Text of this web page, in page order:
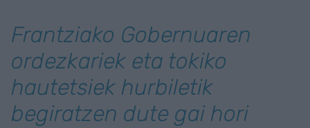
Frantziako Gobernuaren
ordezkariek eta tokiko
hautetsiek hurbiletik
begiratzen dute gai hori